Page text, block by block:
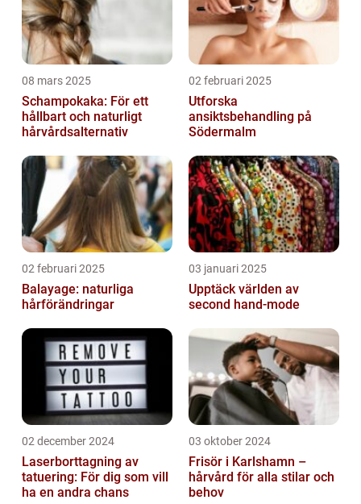
08 mars 2025
Schampokaka: För ett
hållbart och naturligt
hårvårdsalternativ
02 februari 2025
Utforska
ansiktsbehandling på
Södermalm
02 februari 2025
Balayage: naturliga
hårförändringar
03 januari 2025
Upptäck världen av
second hand-mode
02 december 2024
Laserborttagning av
tatuering: För dig som vill
ha en andra chans
03 oktober 2024
Frisör i Karlshamn –
hårvård för alla stilar och
behov